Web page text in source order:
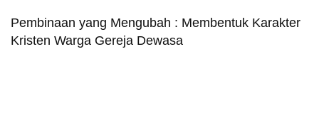
Pembinaan yang Mengubah : Membentuk Karakter
Kristen Warga Gereja Dewasa